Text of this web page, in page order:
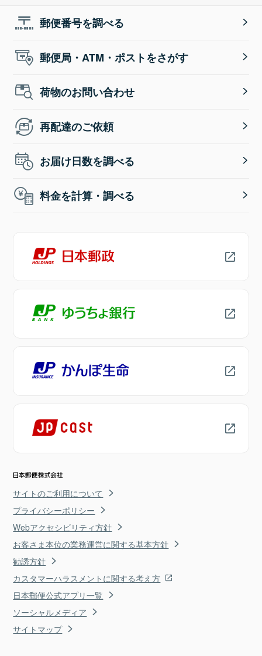
郵便番号を調べる
郵便局・ATM・ポストをさがす
荷物のお問い合わせ
再配達のご依頼
お届け日数を調べる
料金を計算・調べる
サイトのご利用について
プライバシーポリシー
Webアクセシビリティ方針
お客さま本位の業務運営に関する基本方針
勧誘方針
カスタマーハラスメントに関する考え方
日本郵便公式アプリ一覧
ソーシャルメディア
サイトマップ